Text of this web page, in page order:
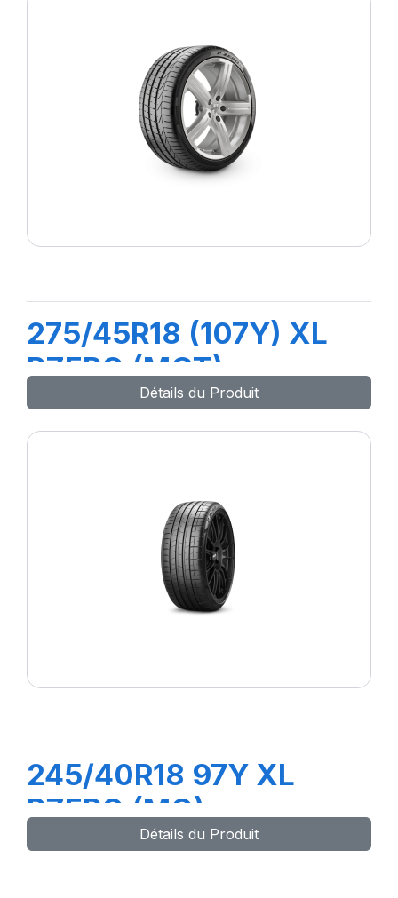
275/45R18 (107Y) XL
PZERO (MGT)
Détails du Produit
245/40R18 97Y XL
PZERO (MO)
Détails du Produit